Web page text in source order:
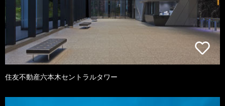
住友不動産六本木セントラルタワー